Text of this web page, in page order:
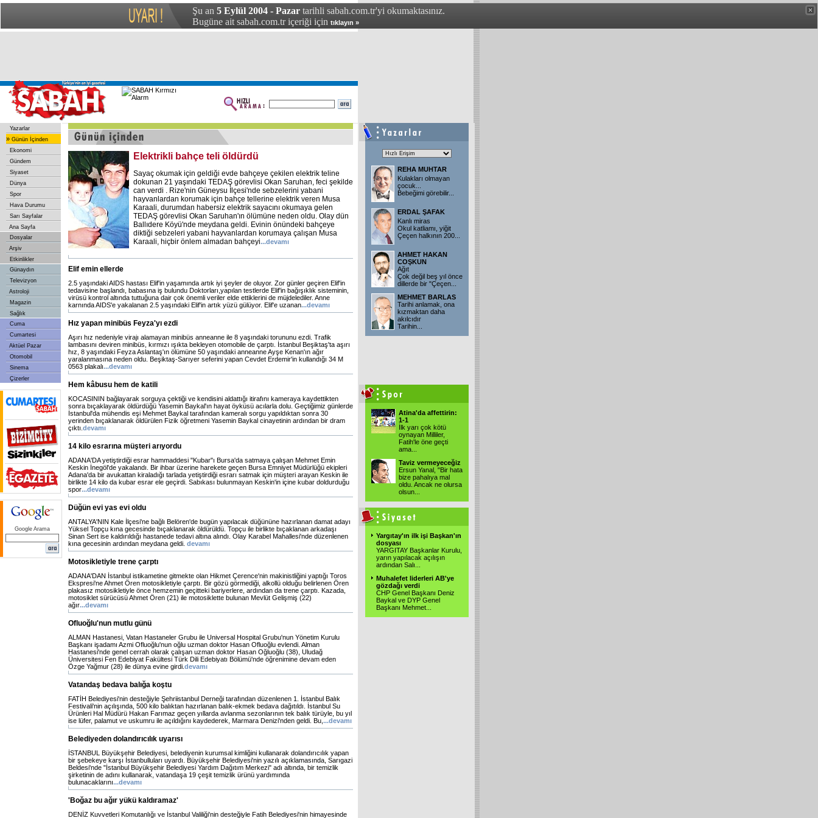
Şu an 5 Eylül 2004 - Pazar tarihli sabah.com.tr'yi okumaktasınız.
Bugüne ait sabah.com.tr içeriği için tıklayın »
Yazarlar
» Günün İçinden
Ekonomi
Gündem
Siyaset
Dünya
Spor
Hava Durumu
Sarı Sayfalar
Ana Sayfa
Dosyalar
Arşiv
Etkinlikler
Günaydın
Televizyon
Astroloji
Magazin
Sağlık
Cuma
Cumartesi
Aktüel Pazar
Otomobil
Sinema
Çizerler
Google Arama
Elektrikli bahçe teli öldürdü
Sayaç okumak için geldiği evde bahçeye çekilen elektrik teline
dokunan 21 yaşındaki TEDAŞ görevlisi Okan Saruhan, feci şekilde
can verdi . Rize'nin Güneysu İlçesi'nde sebzelerini yabani
hayvanlardan korumak için bahçe tellerine elektrik veren Musa
Karaali, durumdan habersiz elektrik sayacını okumaya gelen
TEDAŞ görevlisi Okan Saruhan'ın ölümüne neden oldu. Olay dün
Ballıdere Köyü'nde meydana geldi. Evinin önündeki bahçeye
diktiği sebzeleri yabani hayvanlardan korumaya çalışan Musa
Karaali, hiçbir önlem almadan bahçeyi...devamı
Elif emin ellerde
2.5 yaşındaki AIDS hastası Elif'in yaşamında artık iyi şeyler de oluyor. Zor günler geçiren Elif'in
tedavisine başlandı, babasına iş bulundu Doktorları,yapılan testlerde Elif'in bağışıklık sisteminin,
virüsü kontrol altında tuttuğuna dair çok önemli veriler elde ettiklerini de müjdelediler. Anne
karnında AIDS'e yakalanan 2.5 yaşındaki Elif'in artık yüzü gülüyor. Elif'e uzanan...devamı
Hız yapan minibüs Feyza'yı ezdi
Aşırı hız nedeniyle virajı alamayan minibüs anneanne ile 8 yaşındaki torununu ezdi. Trafik
lambasını deviren minibüs, kırmızı ışıkta bekleyen otomobile de çarptı. İstanbul Beşiktaş'ta aşırı
hız, 8 yaşındaki Feyza Aslantaş'ın ölümüne 50 yaşındaki anneanne Ayşe Kenan'ın ağır
yaralanmasına neden oldu. Beşiktaş-Sarıyer seferini yapan Cevdet Erdemir'in kullandığı 34 M
0563 plakalı...devamı
Hem kâbusu hem de katili
KOCASININ bağlayarak sorguya çektiği ve kendisini aldattığı itirafını kameraya kaydettikten
sonra bıçaklayarak öldürdüğü Yasemin Baykal'ın hayat öyküsü acılarla dolu. Geçtiğimiz günlerde
İstanbul'da mühendis eşi Mehmet Baykal tarafından kameralı sorgu yapıldıktan sonra 30
yerinden bıçaklanarak öldürülen Fizik öğretmeni Yasemin Baykal cinayetinin ardından bir dram
çıktı. devamı
14 kilo esrarına müşteri arıyordu
ADANA'DA yetiştirdiği esrar hammaddesi "Kubar"ı Bursa'da satmaya çalışan Mehmet Emin
Keskin İnegöl'de yakalandı. Bir ihbar üzerine harekete geçen Bursa Emniyet Müdürlüğü ekipleri
Adana'da bir avukattan kiraladığı tarlada yetiştirdiği esrarı satmak için müşteri arayan Keskin ile
birlikte 14 kilo da kubar esrar ele geçirdi. Sabıkası bulunmayan Keskin'in içine kubar doldurduğu
spor...devamı
Düğün evi yas evi oldu
ANTALYA'NIN Kale İlçesi'ne bağlı Belören'de bugün yapılacak düğününe hazırlanan damat adayı
Yüksel Topçu kına gecesinde bıçaklanarak öldürüldü. Topçu ile birlikte bıçaklanan arkadaşı
Sinan Sert ise kaldırıldığı hastanede tedavi altına alındı. Olay Karabel Mahallesi'nde düzenlenen
kına gecesinin ardından meydana geldi. devamı
Motosikletiyle trene çarptı
ADANA'DAN İstanbul istikametine gitmekte olan Hikmet Çerence'nin makinistliğini yaptığı Toros
Ekspresi'ne Ahmet Ören motosikletiyle çarptı. Bir gözü görmediği, alkollü olduğu belirlenen Ören
plakasız motosikletiyle önce hemzemin geçitteki bariyerlere, ardından da trene çarptı. Kazada,
motosiklet sürücüsü Ahmet Ören (21) ile motosiklette bulunan Mevlüt Gelişmiş (22)
ağır...devamı
Ofluoğlu'nun mutlu günü
ALMAN Hastanesi, Vatan Hastaneler Grubu ile Universal Hospital Grubu'nun Yönetim Kurulu
Başkanı işadamı Azmi Ofluoğlu'nun oğlu uzman doktor Hasan Ofluoğlu evlendi. Alman
Hastanesi'nde genel cerrah olarak çalışan uzman doktor Hasan Oğluoğlu (38), Uludağ
Üniversitesi Fen Edebiyat Fakültesi Türk Dili Edebiyatı Bölümü'nde öğrenimine devam eden
Özge Yağmur (28) ile dünya evine girdi. devamı
Vatandaş bedava balığa koştu
FATİH Belediyesi'nin desteğiyle Şehriistanbul Derneği tarafından düzenlenen 1. İstanbul Balık
Festivali'nin açılışında, 500 kilo balıktan hazırlanan balık-ekmek bedava dağıtıldı. İstanbul Su
Ürünleri Hal Müdürü Hakan Farımaz geçen yıllarda avlanma sezonlarının tek balık türüyle, bu yıl
ise lüfer, palamut ve uskumru ile açıldığını kaydederek, Marmara Denizi'nden geldi. Bu, ...devamı
Belediyeden dolandırıcılık uyarısı
İSTANBUL Büyükşehir Belediyesi, belediyenin kurumsal kimliğini kullanarak dolandırıcılık yapan
bir şebekeye karşı İstanbulluları uyardı. Büyükşehir Belediyesi'nin yazılı açıklamasında, Sarıgazi
Beldesi'nde "İstanbul Büyükşehir Belediyesi Yardım Dağıtım Merkezi" adı altında, bir temizlik
şirketinin de adını kullanarak, vatandaşa 19 çeşit temizlik ürünü yardımında
bulunacaklarını...devamı
'Boğaz bu ağır yükü kaldıramaz'
DENİZ Kuvvetleri Komutanlığı ve İstanbul Valiliği'nin desteğiyle Fatih Belediyesi'nin himayesinde
REHA MUHTAR
Kulakları olmayan
çocuk...
Bebeğimi görebilir...
ERDAL ŞAFAK
Kanlı miras
Okul katliamı, yiğit
Çeçen halkının 200
AHMET HAKAN
COŞKUN
Ağıt
Çok değil beş yıl önce
dillerde bir "Çeçen
MEHMET BARLAS
Tarihi anlamak, ona
kızmaktan daha
akılcıdır
Tarihin
Atina'da affettirin:
1-1
İlk yarı çok kötü
oynayan Milliler,
Fatih'le öne geçti
ama
Taviz vermeyeceğiz
Ersun Yanal, "Bir hata
bize pahalıya mal
oldu. Ancak ne olursa
olsun
Yargıtay'ın ilk işi Başkan'ın
dosyası
YARGITAY Başkanlar Kurulu,
yarın yapılacak açılışın
ardından Salı
Muhalefet liderleri AB'ye
gözdağı verdi
CHP Genel Başkanı Deniz
Baykal ve DYP Genel
Başkanı Mehmet